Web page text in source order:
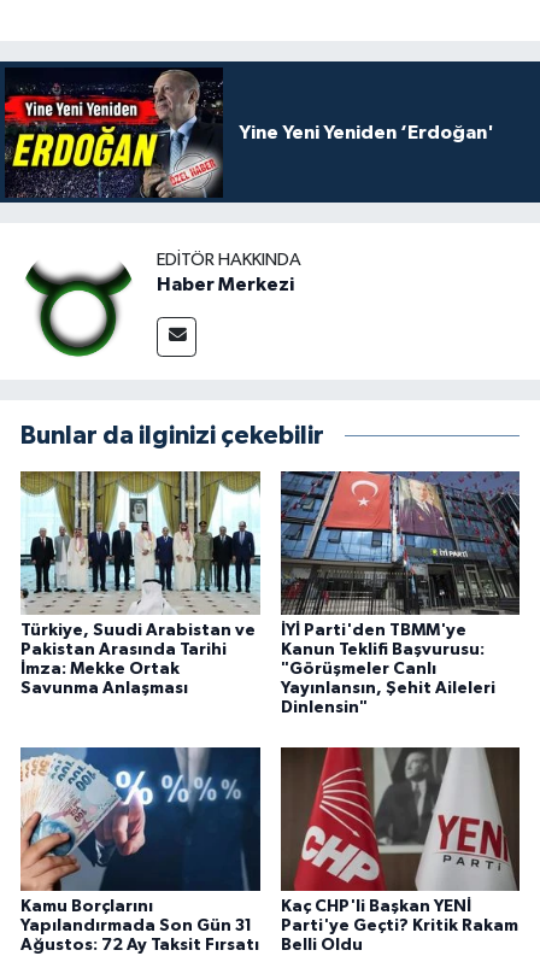
Yine Yeni Yeniden ‘Erdoğan'
EDITÖR HAKKINDA
Haber Merkezi
Bunlar da ilginizi çekebilir
Türkiye, Suudi Arabistan ve
Pakistan Arasında Tarihi
İmza: Mekke Ortak
Savunma Anlaşması
İYİ Parti'den TBMM'ye
Kanun Teklifi Başvurusu:
"Görüşmeler Canlı
Yayınlansın, Şehit Aileleri
Dinlensin"
Kamu Borçlarını
Yapılandırmada Son Gün 31
Ağustos: 72 Ay Taksit Fırsatı
Kaç CHP'li Başkan YENİ
Parti'ye Geçti? Kritik Rakam
Belli Oldu